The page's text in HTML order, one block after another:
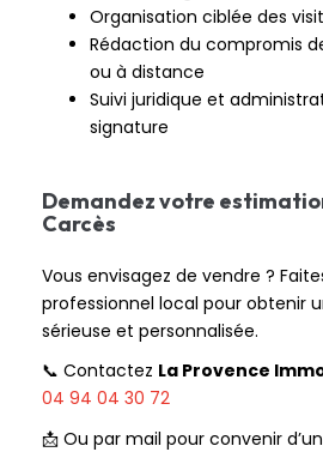
Organisation ciblée des
Rédaction du compromis
ou à distance
Suivi juridique et
signature
Demandez votre
Carcès
Vous envisagez de vendre ?
professionnel local pour obtenir
sérieuse et personnalisée.
📞 Contactez La Provence
04 94 04 30 72
📩 Ou par mail pour convenir